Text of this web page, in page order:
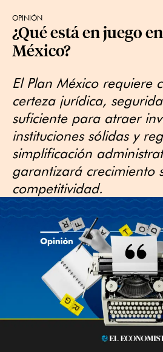
OPINIÓN
¿Qué está en juego
México?
El Plan México requiere
certeza jurídica,
suficiente para atraer
instituciones sólidas y
simplificación
garantizará crecimiento
competitividad.